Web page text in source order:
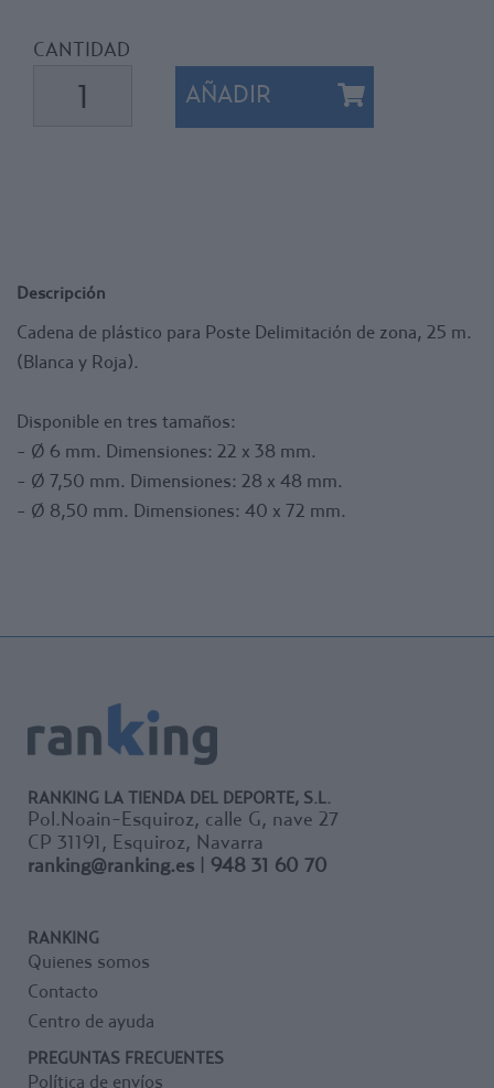
CANTIDAD
AÑADIR
Descripción
Cadena de plástico para Poste Delimitación de zona, 25 m.
(Blanca y Roja).
Disponible en tres tamaños:
- Ø 6 mm. Dimensiones: 22 x 38 mm.
- Ø 7,50 mm. Dimensiones: 28 x 48 mm.
- Ø 8,50 mm. Dimensiones: 40 x 72 mm.
RANKING LA TIENDA DEL DEPORTE, S.L.
Pol.Noain-Esquiroz, calle G, nave 27
CP 31191, Esquiroz, Navarra
ranking@ranking.es | 948 31 60 70
RANKING
Quienes somos
Contacto
Centro de ayuda
PREGUNTAS FRECUENTES
Política de envíos